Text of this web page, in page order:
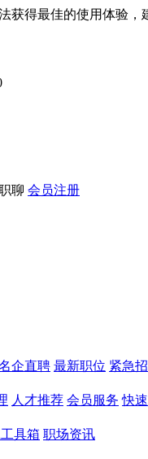
获得最佳的使用体验，
聊 会员注册
企直聘 最新职位 紧急
人才推荐 会员服务 快
具箱 职场资讯